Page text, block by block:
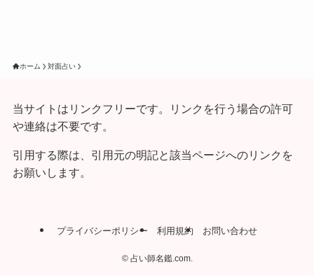
ホーム 対面占い
当サイトはリンクフリーです。リンクを行う場合の許可
や連絡は不要です。
引用する際は、引用元の明記と該当ページへのリンクを
お願いします。
プライバシーポリシー 利用規約 お問い合わせ
©占い師名鑑.com.